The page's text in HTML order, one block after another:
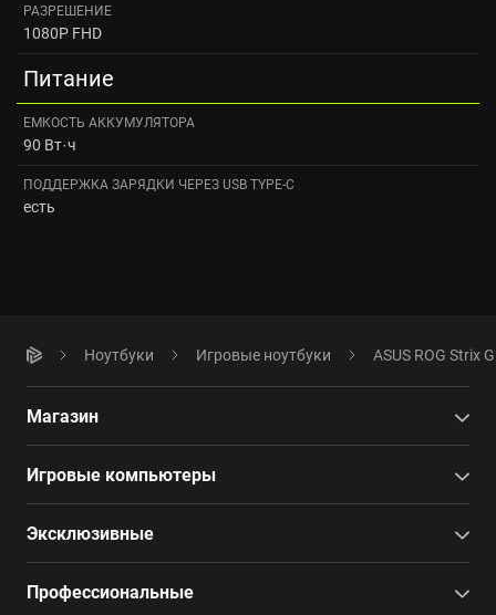
РАЗРЕШЕНИЕ
1080P FHD
Питание
ЕМКОСТЬ АККУМУЛЯТОРА
90 Вт·ч
ПОДДЕРЖКА ЗАРЯДКИ ЧЕРЕЗ USB TYPE-C
есть
Ноутбуки Игровые ноутбуки ASUS ROG Strix
Магазин
Игровые компьютеры
Эксклюзивные
Профессиональные